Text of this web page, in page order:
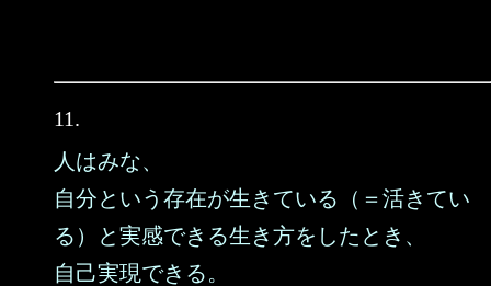
11.
人はみな、
自分という存在が生きている（＝活きてい
る）と実感できる生き方をしたとき、
自己実現できる。